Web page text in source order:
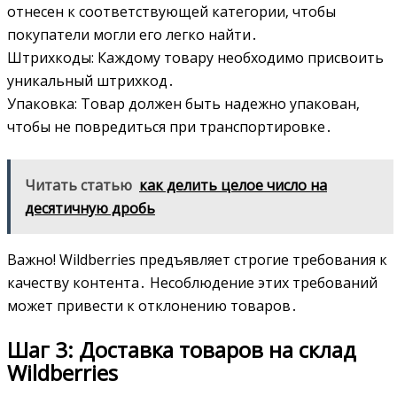
отнесен к соответствующей категории‚ чтобы
покупатели могли его легко найти․
Штрихкоды: Каждому товару необходимо присвоить
уникальный штрихкод․
Упаковка: Товар должен быть надежно упакован‚
чтобы не повредиться при транспортировке․
Читать статью как делить целое число на
десятичную дробь
Важно! Wildberries предъявляет строгие требования к
качеству контента․ Несоблюдение этих требований
может привести к отклонению товаров․
Шаг 3: Доставка товаров на склад
Wildberries